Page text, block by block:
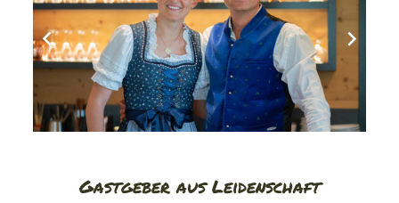
Gastgeber aus Leidenschaft